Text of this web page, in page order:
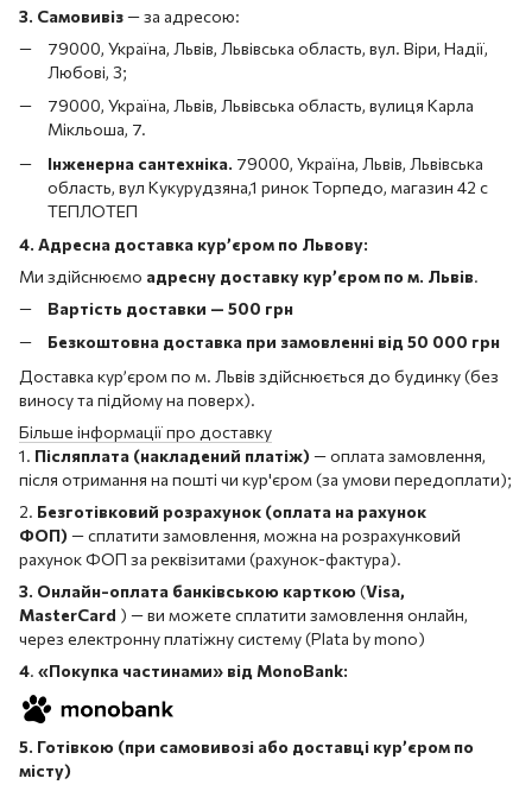
3. Самовивіз—за адресою:
79000, Україна, Львів, Львівська область, вул. Віри, Надії,
Любові, 3;
79000, Україна, Львів, Львівська область, вулиця Карла
Мікльоша, 7.
Інженерна сантехніка. 79000, Україна, Львів, Львівська
область, вул Кукурудзяна,1 ринок Торпедо, магазин 42 с
ТЕПЛОТЕП
4. Адресна доставка кур’єром по Львову:
Ми здійснюємо адресну доставку кур’єром по м. Львів.
Вартість доставки — 500 грн
Безкоштовна доставка при замовленні від 50 000 грн
Доставка кур’єром по м. Львів здійснюється до будинку (без
виносу та підйому на поверх).
Більше інформації про доставку
1. Післяплата (накладений платіж) — оплата замовлення,
після отримання на пошті чи кур'єром (за умови передоплати);
2. Безготівковий розрахунок (оплата на рахунок
ФОП) — сплатити замовлення, можна на розрахунковий
рахунок ФОП за реквізитами (рахунок-фактура).
3. Онлайн-оплата банківською карткою (Visa,
MasterCard ) — ви можете сплатити замовлення онлайн,
через електронну платіжну систему (Plata by mono)
4. «Покупка частинами» від MonoBank:
5. Готівкою (при самовивозі або доставці кур’єром по
місту)